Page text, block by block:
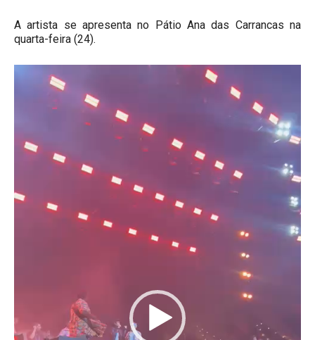
A artista se apresenta no Pátio Ana das Carrancas na
quarta-feira (24).